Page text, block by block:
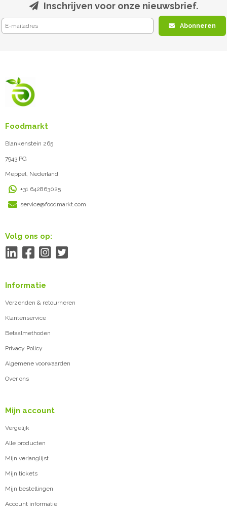
Inschrijven voor onze nieuwsbrief.
Abonneren
Foodmarkt
Blankenstein 265
7943 PG
Meppel, Nederland
+31 642863025
service@foodmarkt.com
Volg ons op:
Informatie
Verzenden & retourneren
Klantenservice
Betaalmethoden
Privacy Policy
Algemene voorwaarden
Over ons
Mijn account
Vergelijk
Alle producten
Mijn verlanglijst
Mijn tickets
Mijn bestellingen
Account informatie